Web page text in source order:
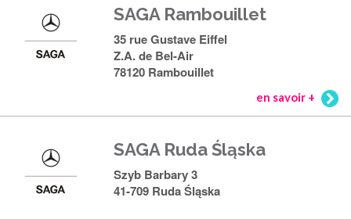
SAGA Rambouillet
35 rue Gustave Eiffel
Z.A. de Bel-Air
78120 Rambouillet
en savoir +
SAGA Ruda Śląska
Szyb Barbary 3
41-709 Ruda Śląska